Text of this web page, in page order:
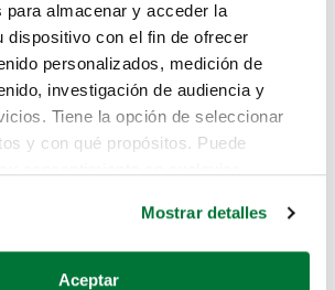
almacenar y acceder la
dispositivo con el fin de ofrecer
personalizados, medición de
investigación de audiencia y
Tiene la opción de seleccionar
y con qué propósitos. Puede
quisiéramos:
Mostrar detalles
Aceptar
no sabemos como
traido hasta aquí.
el coche que estás
de estos enlaces:
mano